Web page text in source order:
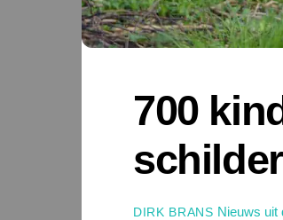
700
DIRK BRANS Nieuws uit